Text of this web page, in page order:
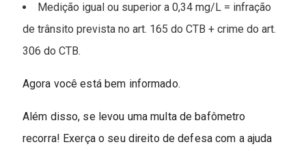
Medição igual ou superior a 0,34 mg/L = infração
de trânsito prevista no art. 165 do CTB + crime do art.
306 do CTB.
Agora você está bem informado.
Além disso, se levou uma multa de bafômetro
recorra! Exerça o seu direito de defesa com a ajuda